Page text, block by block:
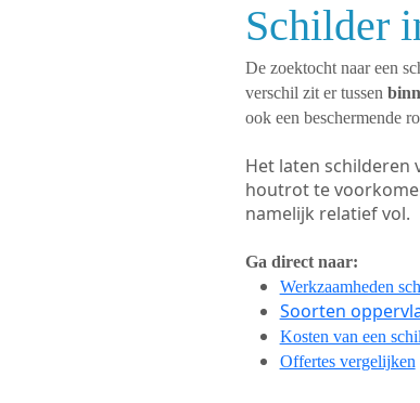
Schilder
De zoektocht naar een
verschil zit er tussen
ook een beschermende
Het laten schilderen
houtrot te
namelijk relatief vol.
Ga direct naar:
Werkzaamheden
Soorten
Kosten van een
Offertes vergelijken